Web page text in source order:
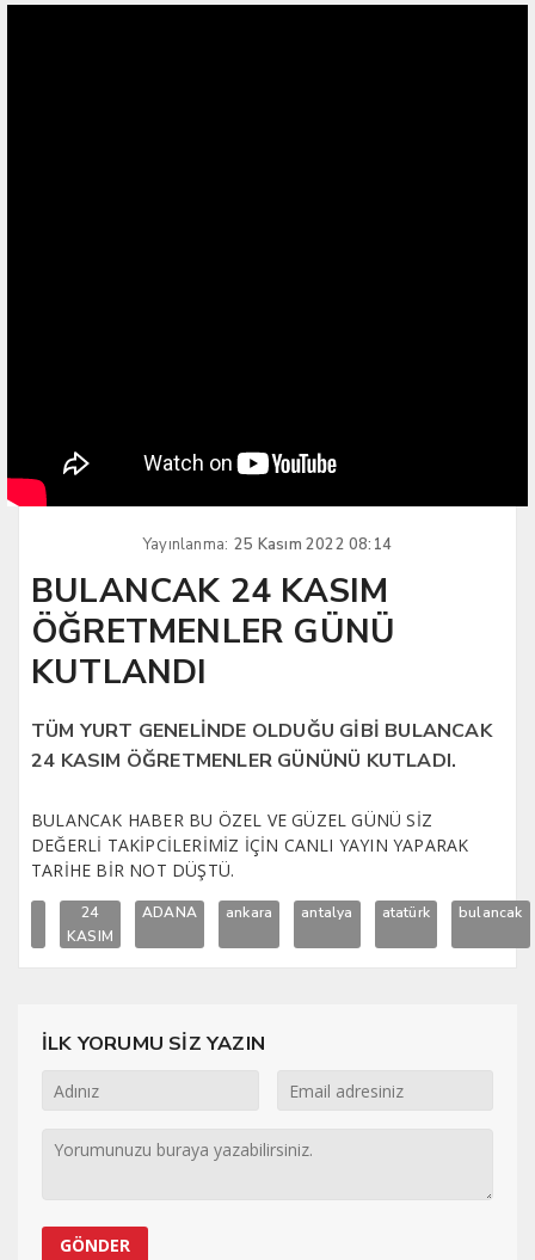
Yayınlanma: 25 Kasım 2022 08:14
BULANCAK 24 KASIM
ÖĞRETMENLER GÜNÜ
KUTLANDI
TÜM YURT GENELİNDE OLDUĞU GİBİ BULANCAK
24 KASIM ÖĞRETMENLER GÜNÜNÜ KUTLADI.
BULANCAK HABER BU ÖZEL VE GÜZEL GÜNÜ SİZ
DEĞERLİ TAKİPCİLERİMİZ İÇİN CANLI YAYIN YAPARAK
TARİHE BİR NOT DÜŞTÜ.
24
KASIM
ADANA ankara antalya atatürk bulancak
İLK YORUMU SİZ YAZIN